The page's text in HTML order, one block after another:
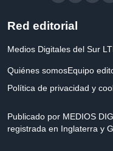
Red editorial
Medios Digitales del Sur
Quiénes somosEquipo
Política de privacidad y
Publicado por MEDIOS
registrada en Inglaterra y